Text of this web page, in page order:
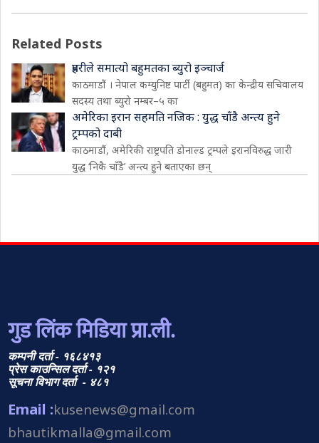
Related Posts
प्रहरीले समात्यो बहुमतका ब्युरो इञ्चार्ज
काठमाडौं । नेपाल कम्युनिष्ट पार्टी (बहुमत) का केन्द्रीय सचिवालय
सदस्य तथा ब्युरो नम्बर–५ का
अमेरिका इरान सहमति नजिक : युद्ध चाँडै अन्त्य हुने
ट्रम्पको दाबी
काठमाडौं, अमेरिकी राष्ट्रपति डोनाल्ड ट्रम्पले इरानविरुद्ध जारी
युद्ध ‘निकै चाँडै’ अन्त्य हुने बताएका छन्
गुड लिंक मिडिया प्रा.ली.
कम्पनी दर्ता - १६८४१३
प्रेस काउन्सिल दर्ता - १२१
सूचना विभाग दर्ता - ४८१
Email :kusenews@gmail.com
bhautikmalla@gmail.com